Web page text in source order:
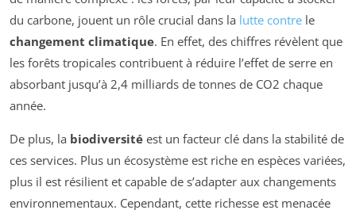
du carbone, jouent un rôle crucial dans la lutte contre le
changement climatique. En effet, des chiffres révèlent que
les forêts tropicales contribuent à réduire l’effet de serre en
absorbant jusqu’à 2,4 milliards de tonnes de CO2 chaque
année.
De plus, la biodiversité est un facteur clé dans la stabilité de
ces services. Plus un écosystème est riche en espèces variées,
plus il est résilient et capable de s’adapter aux changements
environnementaux. Cependant, cette richesse est menacée